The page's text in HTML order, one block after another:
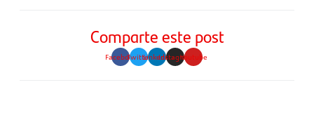
Comparte este post
FacebookTwitterLinkedinInstagramYoutube